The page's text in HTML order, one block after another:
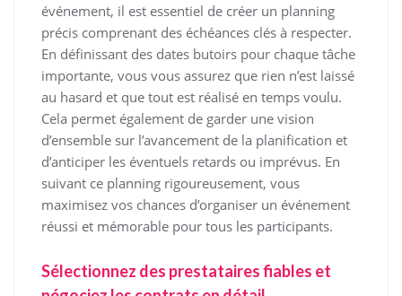
événement, il est essentiel de créer un planning
précis comprenant des échéances clés à respecter.
En définissant des dates butoirs pour chaque tâche
importante, vous vous assurez que rien n’est laissé
au hasard et que tout est réalisé en temps voulu.
Cela permet également de garder une vision
d’ensemble sur l’avancement de la planification et
d’anticiper les éventuels retards ou imprévus. En
suivant ce planning rigoureusement, vous
maximisez vos chances d’organiser un événement
réussi et mémorable pour tous les participants.
Sélectionnez des prestataires fiables et